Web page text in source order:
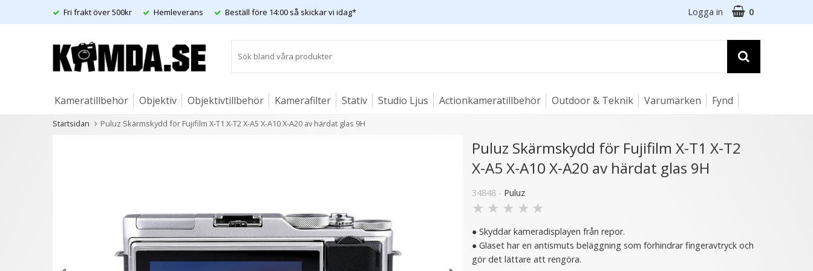
Fri frakt över 500kr Hemleverans Beställ före 14:00 så skickar vi idag* Logga in 0
Kameratillbehör Objektiv Objektivtillbehör Kamerafilter Stativ Studio Ljus Actionkameratillbehör Outdoor & Teknik Varumärken Fynd
Artiklar
Startsidan Puluz Skärmskydd för Fujifilm X-T1 X-T2 X-A5 X-A10 X-A20 av härdat glas 9H
Puluz Skärmskydd för Fujifilm X-T1 X-T2
X-A5 X-A10 X-A20 av härdat glas 9H
34848 - Puluz
★ ★ ★ ★ ★
● Skyddar kameradisplayen från repor.
● Glaset har en antismuts beläggning som förhindrar fingeravtryck och
gör det lättare att rengöra.